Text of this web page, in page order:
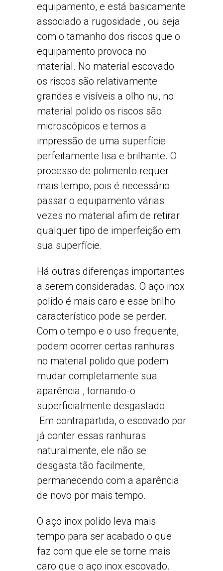
equipamento, e está basicamente
associado a rugosidade , ou seja
com o tamanho dos riscos que o
equipamento provoca no
material. No material escovado
os riscos são relativamente
grandes e visíveis a olho nu, no
material polido os riscos são
microscópicos e temos a
impressão de uma superfície
perfeitamente lisa e brilhante. O
processo de polimento requer
mais tempo, pois é necessário
passar o equipamento várias
vezes no material afim de retirar
qualquer tipo de imperfeição em
sua superfície.
Há outras diferenças importantes
a serem consideradas. O aço inox
polido é mais caro e esse brilho
característico pode se perder.
Com o tempo e o uso frequente,
podem ocorrer certas ranhuras
no material polido que podem
mudar completamente sua
aparência , tornando-o
superficialmente desgastado.
Em contrapartida, o escovado por
já conter essas ranhuras
naturalmente, ele não se
desgasta tão facilmente,
permanecendo com a aparência
de novo por mais tempo.
O aço inox polido leva mais
tempo para ser acabado o que
faz com que ele se torne mais
caro que o aço inox escovado.